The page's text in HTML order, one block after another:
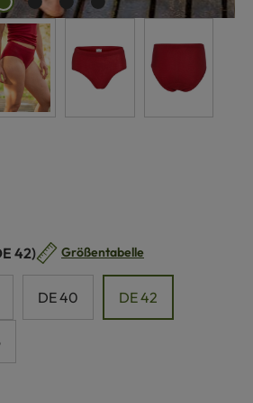
42) Größentabelle
DE 40 DE 42